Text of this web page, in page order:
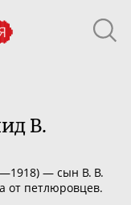
В.
— сын В. В.
от петлюровцев.